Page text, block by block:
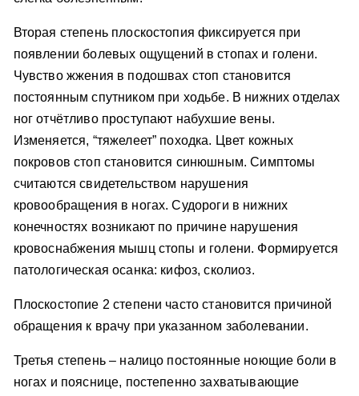
Вторая степень плоскостопия фиксируется при
появлении болевых ощущений в стопах и голени.
Чувство жжения в подошвах стоп становится
постоянным спутником при ходьбе. В нижних отделах
ног отчётливо проступают набухшие вены.
Изменяется, “тяжелеет” походка. Цвет кожных
покровов стоп становится синюшным. Симптомы
считаются свидетельством нарушения
кровообращения в ногах. Судороги в нижних
конечностях возникают по причине нарушения
кровоснабжения мышц стопы и голени. Формируется
патологическая осанка: кифоз, сколиоз.
Плоскостопие 2 степени часто становится причиной
обращения к врачу при указанном заболевании.
Третья степень – налицо постоянные ноющие боли в
ногах и пояснице, постепенно захватывающие